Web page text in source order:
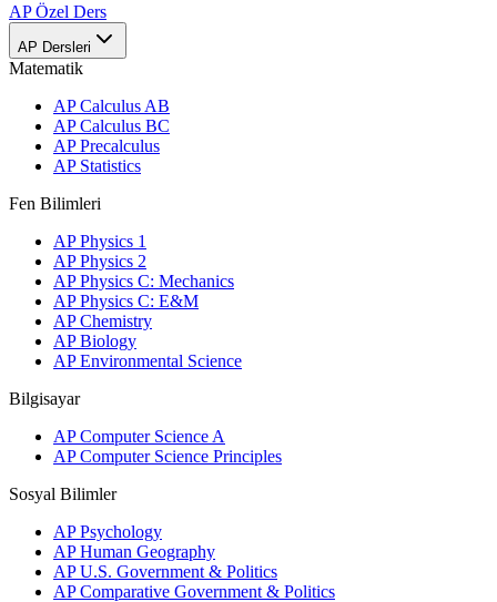
AP Özel Ders
AP Dersleri
Matematik
AP Calculus AB
AP Calculus BC
AP Precalculus
AP Statistics
Fen Bilimleri
AP Physics 1
AP Physics 2
AP Physics C: Mechanics
AP Physics C: E&M
AP Chemistry
AP Biology
AP Environmental Science
Bilgisayar
AP Computer Science A
AP Computer Science Principles
Sosyal Bilimler
AP Psychology
AP Human Geography
AP U.S. Government & Politics
AP Comparative Government & Politics